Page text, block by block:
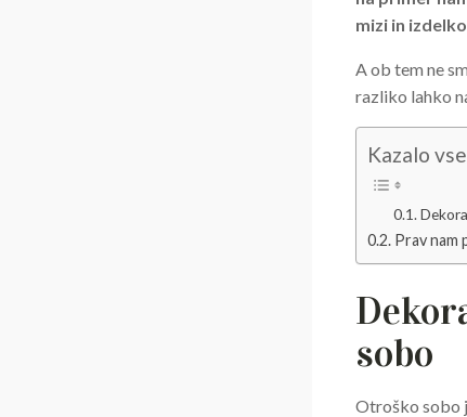
mizi in
A ob tem ne
razliko lahko
Kazalo
Prav nam
sobo
Otroško sobo